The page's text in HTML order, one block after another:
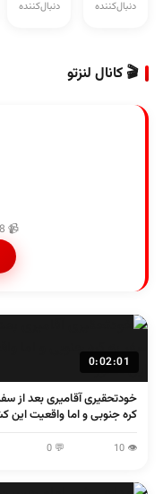
دنبال‌کننده دنبال‌کننده
🎬 کانال لنزتو
📹 38 ویدیو
0:02:01
خودتحقیری آقامیری بعد از
کره جنوبی و اما واقعیت این
👁 10
💬 0